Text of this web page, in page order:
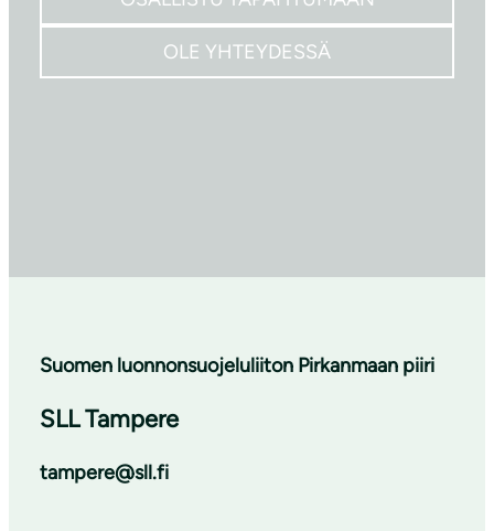
OLE YHTEYDESSÄ
Suomen luonnonsuojeluliiton Pirkanmaan piiri
SLL Tampere
tampere@sll.fi